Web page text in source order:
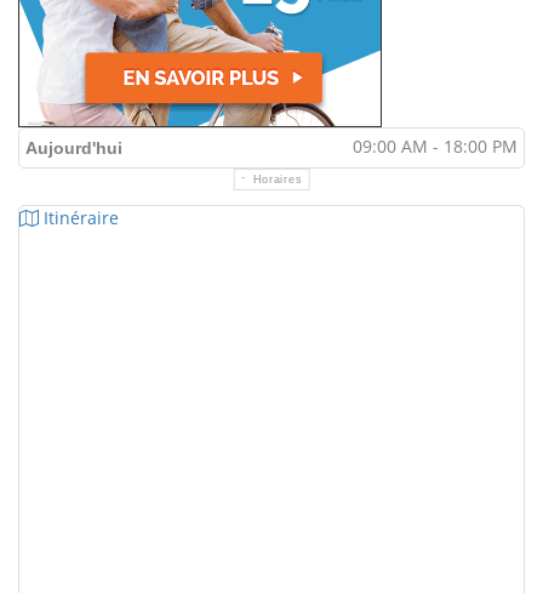
Aujourd'hui 09:00 AM - 18:00 PM
Horaires
Itinéraire